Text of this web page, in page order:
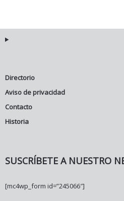
Directorio
Aviso de privacidad
Contacto
Historia
SUSCRÍBETE A NUESTRO
[mc4wp_form id=”245066″]